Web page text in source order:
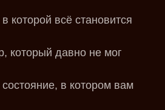
которой всё становится
который давно не мог
в котором вам